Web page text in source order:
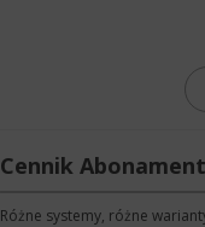
Cennik
Różne systemy, różne